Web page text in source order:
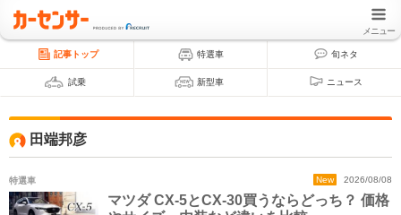
メニュー
記事トップ 特選車 旬ネタ
試乗 新型車 ニュース
田端邦彦
特選車 New 2026/08/08
マツダ CX-5とCX-30買うならどっち？ 価格